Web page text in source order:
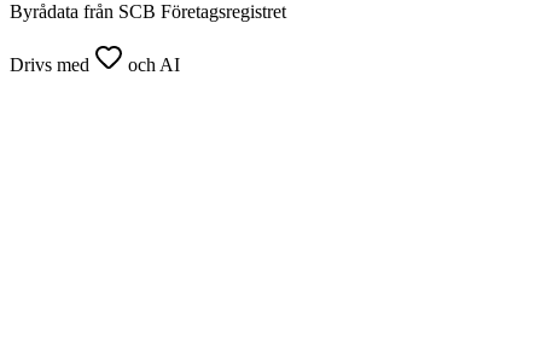
Byrådata från SCB Företagsregistret
Drivs med och AI